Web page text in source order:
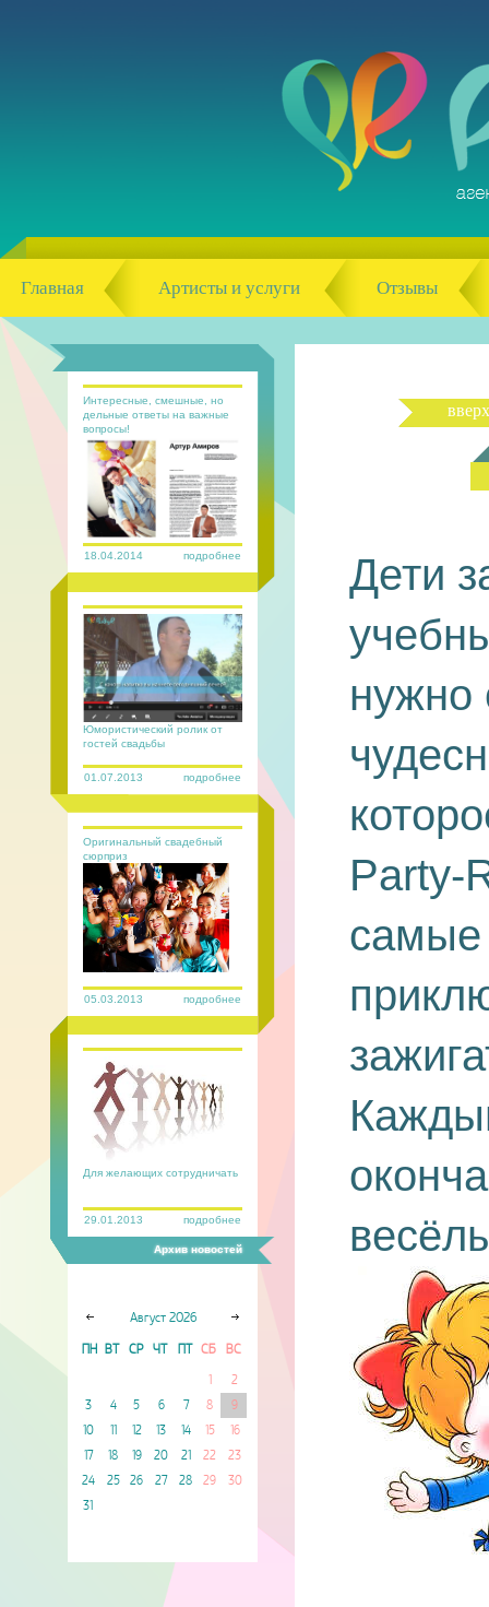
Главная Артисты и услуги Отзывы
18.04.2014 подробнее
Интересные, смешные, но
дельные ответы на важные
вопросы!
01.07.2013 подробнее
Юмористический ролик от
гостей свадьбы
05.03.2013 подробнее
Оригинальный свадебный
сюрприз
29.01.2013 подробнее
Для желающих сотрудничать
Архив новостей
Август 2026
ПН ВТ СР ЧТ СБ ВС
1
2
3
4 5 6 7 8
9
10
11 12 13 14 15
16
17
18 19 20 21 22
23
24
25 26 27 28 29
30
31
вверх
Дети
нужно
Party-